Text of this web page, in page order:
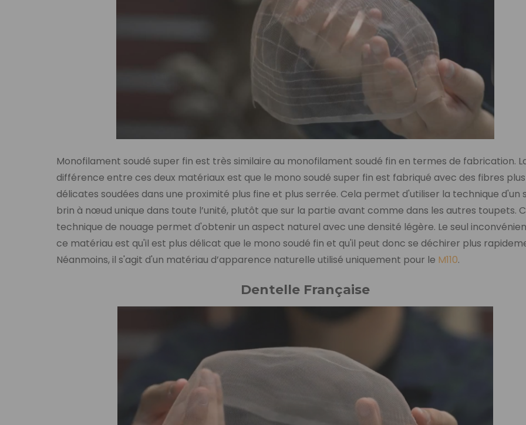
Monofilament soudé super fin est très similaire au monofilament soudé fin en termes de fabrication.
différence entre ces deux matériaux est que le mono soudé super fin est fabriqué avec des fibres plus
délicates soudées dans une proximité plus fine et plus serrée. Cela permet d'utiliser la technique d'un
brin à nœud unique dans toute l’unité, plutôt que sur la partie avant comme dans les autres toupets.
technique de nouage permet d'obtenir un aspect naturel avec une densité légère. Le seul
ce matériau est qu'il est plus délicat que le mono soudé fin et qu'il peut donc se déchirer plus
Néanmoins, il s'agit d'un matériau d’apparence naturelle utilisé uniquement pour le M110.
Dentelle Française